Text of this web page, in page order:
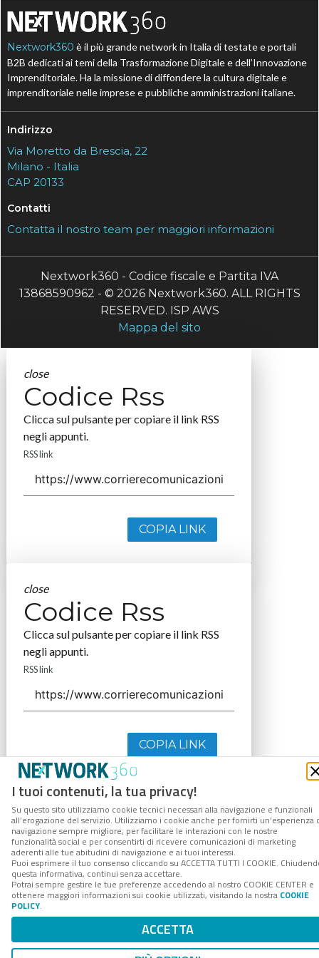
I tuoi contenuti, la tua privacy!
Su questo sito utilizziamo cookie tecnici necessari alla navigazione e funzionali
all’erogazione del servizio. Utilizziamo i cookie anche per fornirti un’esperienza
navigazione sempre migliore, per facilitare le interazioni con le nostre
funzionalità social e per consentirti di ricevere comunicazioni di marketing
aderenti alle tue abitudini di navigazione e ai tuoi interessi.
Puoi esprimere il tuo consenso cliccando su ACCETTA TUTTI I COOKIE.
questa informativa, continui senza accettare.
Potrai sempre gestire le tue preferenze accedendo al nostro COOKIE CENTER e
ottenere maggiori informazioni sui cookie utilizzati, visitando la nostra COOKIE
POLICY.
ACCETTA
Nextwork360 è il più grande network in Italia di testate e portali
B2B dedicati ai temi della Trasformazione Digitale e dell’Innovazione
Imprenditoriale. Ha la missione di diffondere la cultura digitale e
imprenditoriale nelle imprese e pubbliche amministrazioni italiane.
Indirizzo
Via Moretto da Brescia, 22
Milano - Italia
CAP 20133
Contatti
Contatta il nostro team per maggiori informazioni
Nextwork360 - Codice fiscale e Partita IVA
13868590962 - © 2026 Nextwork360. ALL RIGHTS
RESERVED. ISP AWS
Mappa del sito
close
Codice Rss
Clicca sul pulsante per copiare il link RSS
negli appunti.
RSS link
COPIA LINK
close
Codice Rss
Clicca sul pulsante per copiare il link RSS
negli appunti.
RSS link
COPIA LINK